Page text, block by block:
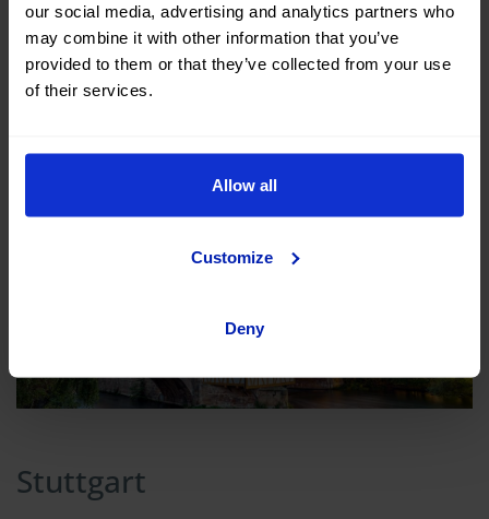
our social media, advertising and analytics partners who
may combine it with other information that you’ve
provided to them or that they’ve collected from your use
of their services.
Allow all
Customize
Deny
mercado navideño muy atractivo. En el segundo,
Bamberg,su casco antiguo es Patrimonio de la
Humanidad , y te sorprenderá su ayuntamiento en una
Stuttgart